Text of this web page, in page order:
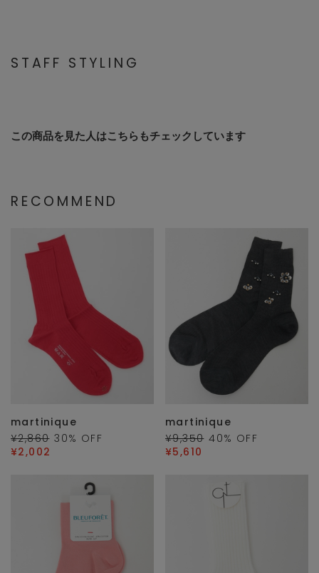
STAFF STYLING
この商品を見た人はこちらもチェックしています
RECOMMEND
martinique
¥2,860 30% OFF
¥2,002
martinique
¥9,350 40% OFF
¥5,610